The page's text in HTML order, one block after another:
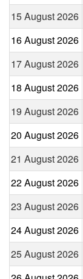
15 August 2026
16 August 2026
17 August 2026
18 August 2026
19 August 2026
20 August 2026
21 August 2026
22 August 2026
23 August 2026
24 August 2026
25 August 2026